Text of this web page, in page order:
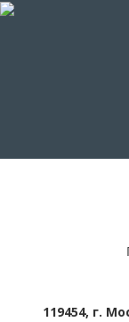
119454, г.